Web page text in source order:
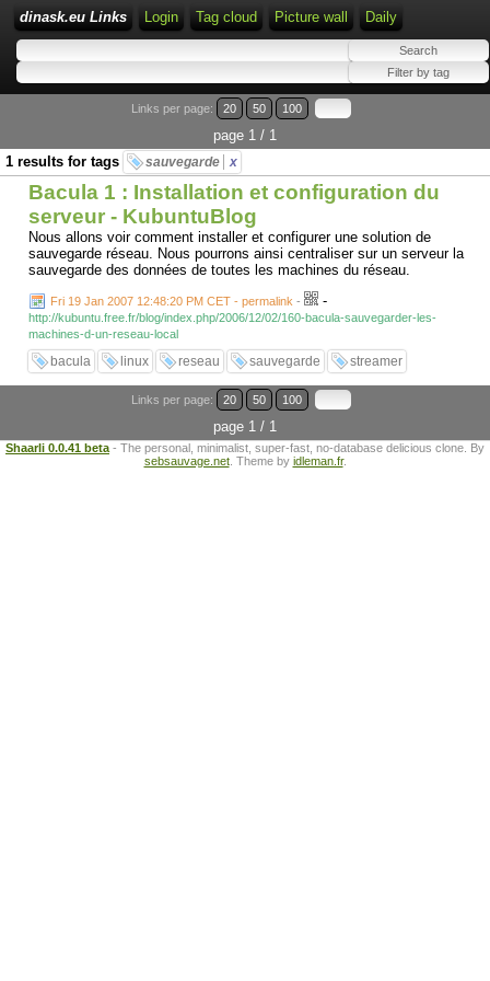
dinask.eu Links Login Tag cloud Picture wall Daily
Links per page: 20 50 100
page 1 / 1
1 results for tags
sauvegarde x
Bacula 1 : Installation et configuration du
serveur - KubuntuBlog
Nous allons voir comment installer et configurer une solution de
sauvegarde réseau. Nous pourrons ainsi centraliser sur un serveur la
sauvegarde des données de toutes les machines du réseau.
Fri 19 Jan 2007 12:48:20 PM CET - permalink - -
http://kubuntu.free.fr/blog/index.php/2006/12/02/160-bacula-sauvegarder-les-
machines-d-un-reseau-local
bacula linux reseau sauvegarde streamer
Links per page: 20 50 100
page 1 / 1
Shaarli 0.0.41 beta - The personal, minimalist, super-fast, no-database delicious clone. By
sebsauvage.net. Theme by idleman.fr.